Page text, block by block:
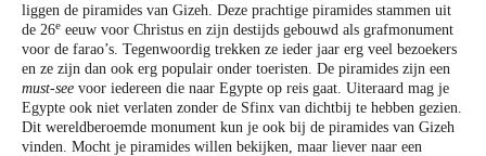
liggen de piramides van Gizeh. Deze prachtige piramides stammen uit
de 26e eeuw voor Christus en zijn destijds gebouwd als grafmonument
voor de farao’s. Tegenwoordig trekken ze ieder jaar erg veel bezoekers
en ze zijn dan ook erg populair onder toeristen. De piramides zijn een
must-see voor iedereen die naar Egypte op reis gaat. Uiteraard mag je
Egypte ook niet verlaten zonder de Sfinx van dichtbij te hebben gezien.
Dit wereldberoemde monument kun je ook bij de piramides van Gizeh
vinden. Mocht je piramides willen bekijken, maar liever naar een